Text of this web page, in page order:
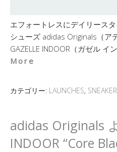
エフォートレスにデイリース
シューズ adidas Originals（ア
GAZELLE INDOOR（ガゼル イ
More
カテゴリー: LAUNCHES, SNEAKER
adidas Originals
INDOOR “Core